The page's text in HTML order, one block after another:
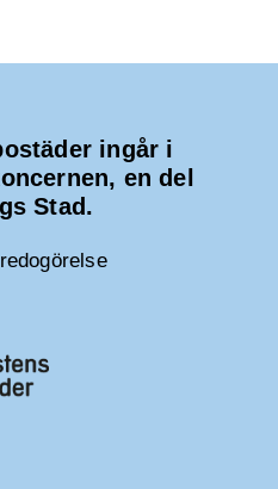
ingår i
en del
Stad.